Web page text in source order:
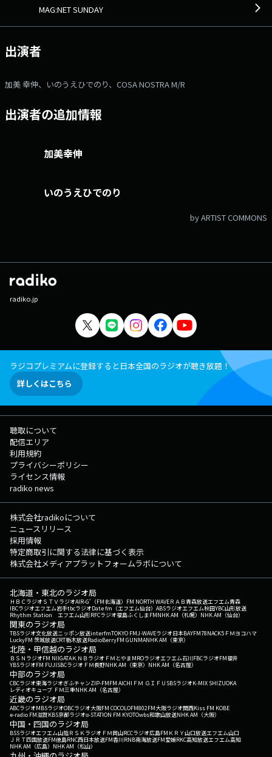
リクエスト・メッセージ ●facebookページ ●twitterハッシュタグ
MAG:NET SUNDAY
出演者
加美 幸伸、いのうえひでのり、COSA NOSTRA M/R
出演者の追加情報
加美幸伸
いのうえひでのり
by ARTIST COMMONS
radiko.jp
ラジコプレミアムに登録すると日本全国のラジオが聴き放題！
詳しくはこちら
聴取について
配信エリア
利用規約
プライバシーポリシー
ライセンス情報
radiko news
株式会社radikoについて
ニュースリリース
採用情報
特定商取引に関する法律に基づく表示
株式会社メディアプラットフォームラボについて
北海道・東北のラジオ局
ＨＢＣラジオＳＴＶラジオAIR-G'（FM北海道） FM NORTH WAVEＲＡＢ青森放送エフエム青森
IBCラジオエフエム岩手tbcラジオDate fm（エフエム仙台） ABSラジオエフエム秋田YBC山形放送
Rhythm Station エフエム山形RFCラジオ福島ふくしまFMNHK AM（札幌） NHK AM（仙台）
関東のラジオ局
TBSラジオ文化放送ニッポン放送interfmTOKYO FMJ-WAVEラジオ日本BAYFM78NACK5 ＦＭヨコハマ
LuckyFM 茨城放送CRT栃木放送RadioBerryFM GUNMANHK AM（東京）
北陸・甲信越のラジオ局
ＢＳＮラジオFM NIIGATAＫＮＢラジオ ＦＭとやまMROラジオエフエム石川FBCラジオFM福井
YBSラジオFM FUJISBCラジオ ＦＭ長野NHK AM（東京） NHK AM（名古屋）
中部のラジオ局
CBCラジオ東海ラジオぎふチャンZIP-FMFM AICHI ＦＭ ＧＩＦＵ SBSラジオK-MIX SHIZUOKA
レディオキューブ ＦＭ三重NHK AM（名古屋）
近畿のラジオ局
ABCラジオMBSラジオOBCラジオ大阪FM COCOLOFM802FM大阪ラジオ関西Kiss FM KOBE
e-radio FM滋賀KBS京都ラジオα-STATION FM KYOTOwbs和歌山放送NHK AM（大阪）
中国・四国のラジオ局
BSSラジオエフエム山陰ＲＳＫラジオ ＦＭ岡山RCCラジオ広島FM ＫＲＹ山口放送エフエム山口
ＪＲＴ四国放送FM徳島RNC西日本放送FM香川RNB南海放送FM愛媛RKC高知放送エフエム高知
NHK AM（広島） NHK AM（松山）